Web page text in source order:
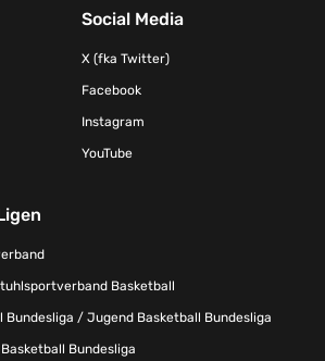
Social Media
X (fka Twitter)
Facebook
Instagram
YouTube
Basketball
Bundesliga / Jugend Basketball Bundesliga
Bundesliga